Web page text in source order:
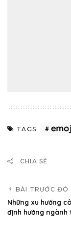
TAGS:
CHIA SẺ
BÀI TRƯỚC ĐÓ
Những xu hướng
định hướng ngành